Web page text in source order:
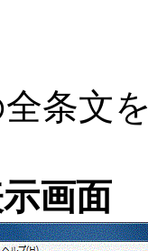
条文
画面